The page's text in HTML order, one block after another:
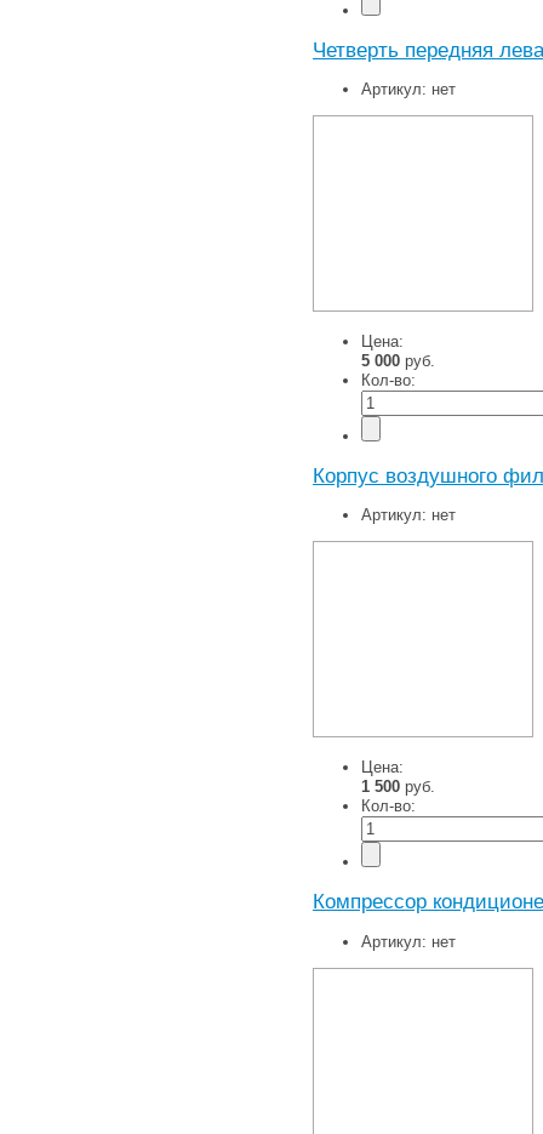
Четверть передняя
Артикул: нет
Цена:
5 000 руб.
Кол-во:
Корпус воздушного
Артикул: нет
Цена:
1 500 руб.
Кол-во:
Компрессор
Артикул: нет